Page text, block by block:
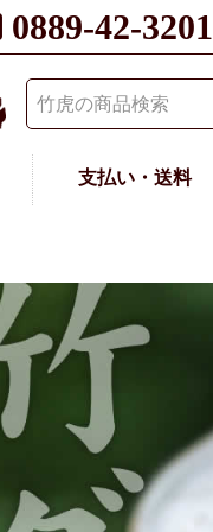
0889-42-3201
支払い・送料